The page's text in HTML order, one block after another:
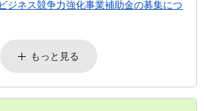
ジネス競争力強化事業補助金の募集につ
もっと見る